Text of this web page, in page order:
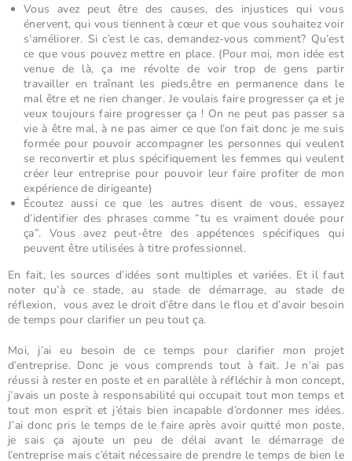
Vous avez peut être des causes, des injustices qui vous
énervent, qui vous tiennent à cœur et que vous souhaitez voir
s’améliorer. Si c’est le cas, demandez-vous comment? Qu’est
ce que vous pouvez mettre en place. (Pour moi, mon idée est
venue de là, ça me révolte de voir trop de gens partir
travailler en traînant les pieds,être en permanence dans le
mal être et ne rien changer. Je voulais faire progresser ça et je
veux toujours faire progresser ça ! On ne peut pas passer sa
vie à être mal, à ne pas aimer ce que l’on fait donc je me suis
formée pour pouvoir accompagner les personnes qui veulent
se reconvertir et plus spécifiquement les femmes qui veulent
créer leur entreprise pour pouvoir leur faire profiter de mon
expérience de dirigeante)
Écoutez aussi ce que les autres disent de vous, essayez
d’identifier des phrases comme “tu es vraiment douée pour
ça”. Vous avez peut-être des appétences spécifiques qui
peuvent être utilisées à titre professionnel.
En fait, les sources d’idées sont multiples et variées. Et il faut
noter qu’à ce stade, au stade de démarrage, au stade de
réflexion, vous avez le droit d’être dans le flou et d’avoir besoin
de temps pour clarifier un peu tout ça.
Moi, j’ai eu besoin de ce temps pour clarifier mon projet
d’entreprise. Donc je vous comprends tout à fait. Je n’ai pas
réussi à rester en poste et en parallèle à réfléchir à mon concept,
j’avais un poste à responsabilité qui occupait tout mon temps et
tout mon esprit et j’étais bien incapable d’ordonner mes idées.
J’ai donc pris le temps de le faire après avoir quitté mon poste,
je sais ça ajoute un peu de délai avant le démarrage de
l’entreprise mais c’était nécessaire de prendre le temps de bien le